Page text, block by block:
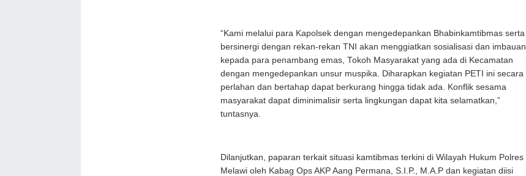
“Kami melalui para Kapolsek dengan mengedepankan Bhabinkamtibmas serta
bersinergi dengan rekan-rekan TNI akan menggiatkan sosialisasi dan imbauan
kepada para penambang emas, Tokoh Masyarakat yang ada di Kecamatan
dengan mengedepankan unsur muspika. Diharapkan kegiatan PETI ini secara
perlahan dan bertahap dapat berkurang hingga tidak ada. Konflik sesama
masyarakat dapat diminimalisir serta lingkungan dapat kita selamatkan,”
tuntasnya.
Dilanjutkan, paparan terkait situasi kamtibmas terkini di Wilayah Hukum Polres
Melawi oleh Kabag Ops AKP Aang Permana, S.I.P., M.A.P dan kegiatan diisi